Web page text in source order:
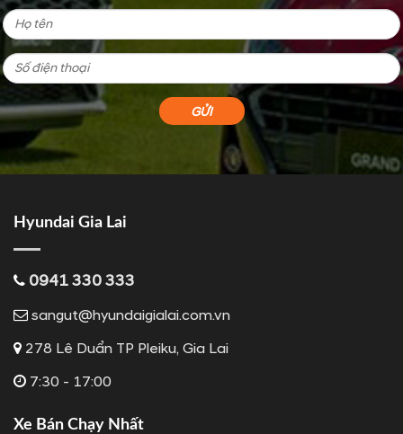
Hyundai Gia Lai
0941 330 333
sangut@hyundaigialai.com.vn
278 Lê Duẩn TP Pleiku, Gia Lai
7:30 - 17:00
Xe Bán Chạy Nhất